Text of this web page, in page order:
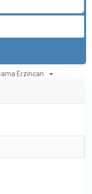
Erzincan